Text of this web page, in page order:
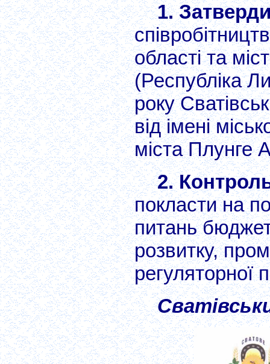
1.
області та
(Республіка
року
від імені
міста Плунге
2.
покласти на
питань
розвитку,
регуляторної